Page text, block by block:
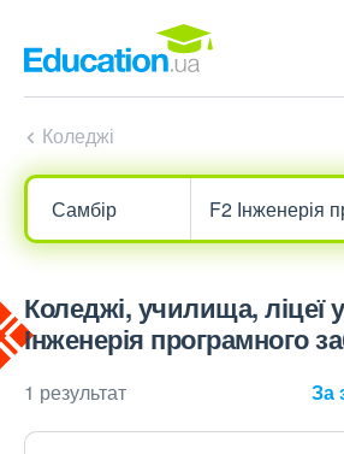
Коледжі
Коледжі, училища, ліцеї
Інженерія програмного
1 результат За